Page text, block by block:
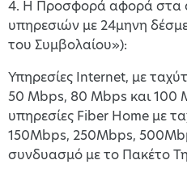
4. Η Προσφορά αφορά στα
υπηρεσιών με 24μηνη
του Συμβολαίου»):
Υπηρεσίες Internet, με
50 Mbps, 80 Mbps και 100
υπηρεσίες Fiber Home με
150Mbps, 250Mbps,
συνδυασμό με το Πακέτο